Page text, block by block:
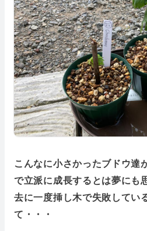
こんなに小さかったブドウ達
で立派に成長するとは夢にも
去に一度挿し木で失敗してい
て・・・